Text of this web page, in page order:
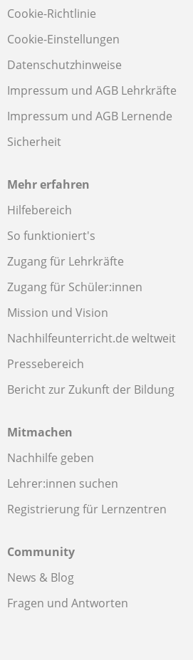
Cookie-Richtlinie
Cookie-Einstellungen
Datenschutzhinweise
Impressum und AGB Lehrkräfte
Impressum und AGB Lernende
Sicherheit
Mehr erfahren
Hilfebereich
So funktioniert's
Zugang für Lehrkräfte
Zugang für Schüler:innen
Mission und Vision
Nachhilfeunterricht.de weltweit
Pressebereich
Bericht zur Zukunft der Bildung
Mitmachen
Nachhilfe geben
Lehrer:innen suchen
Registrierung für Lernzentren
Community
News & Blog
Fragen und Antworten